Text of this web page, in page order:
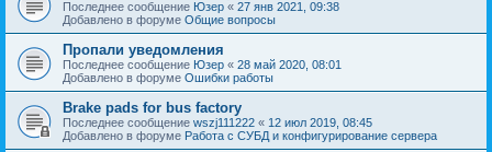
Последнее сообщение Юзер « 27 янв 2021, 09:38
Добавлено в форуме Общие вопросы
Пропали уведомления
Последнее сообщение Юзер « 28 май 2020, 08:01
Добавлено в форуме Ошибки работы
Brake pads for bus factory
Последнее сообщение wszj111222 « 12 июл 2019, 08:45
Добавлено в форуме Работа с СУБД и конфигурирование сервера